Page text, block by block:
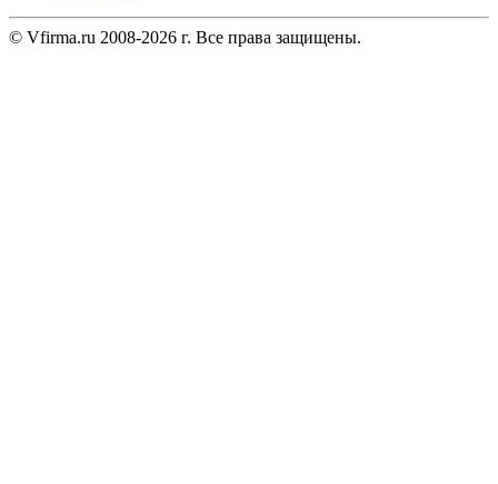
© Vfirma.ru 2008-2026 г. Все права защищены.